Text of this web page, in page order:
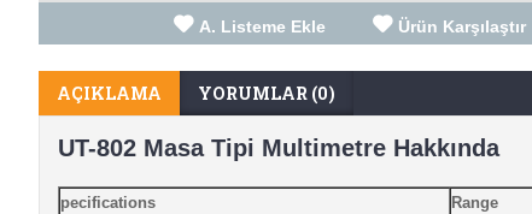
A. Listeme Ekle Ürün Karşılaştır
AÇIKLAMA YORUMLAR (0)
UT-802 Masa Tipi Multimetre Hakkında
pecifications Range